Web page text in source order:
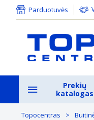
Parduotuvės
Prekių
katalogas
Topocentras